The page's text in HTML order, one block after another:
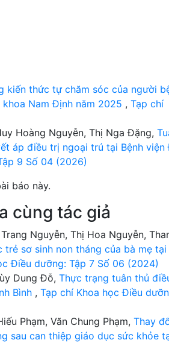
kiến thức tự chăm sóc của người
Nam Định năm 2025 , Tạp chí
Hoàng Nguyễn, Thị Nga Đặng,
áp điều trị ngoại trú tại Bệnh viện
9 Số 04 (2026)
báo này.
cùng tác giả
Nguyễn, Thị Hoa Nguyễn,
sơ sinh non tháng của bà mẹ tại
Điều dưỡng: Tập 7 Số 06 (2024)
Dung Đỗ, Thực trạng tuân thủ
Bình , Tạp chí Khoa học Điều
Phạm, Văn Chung Phạm, Thay
sau can thiệp giáo dục sức khỏe